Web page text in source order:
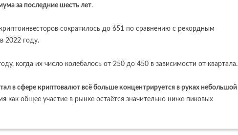
за последние шесть лет.
сократилось до 651 по сравнению с рекордным
2022 году.
когда их число колебалось от 250 до 450 в зависимости от квартала.
в сфере криптовалют всё больше концентрируется в руках небольшой
как общее участие в рынке остаётся значительно ниже пиковых